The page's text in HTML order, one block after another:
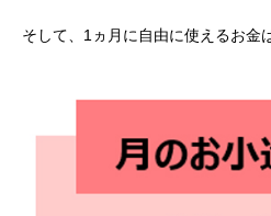
そして、1ヵ月に自由に使えるお金